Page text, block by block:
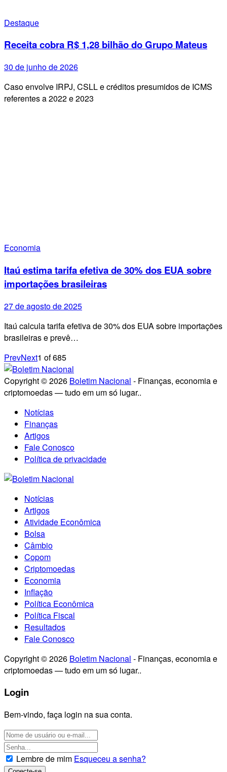
Destaque
Receita cobra R$ 1,28 bilhão do Grupo Mateus
30 de junho de 2026
Caso envolve IRPJ, CSLL e créditos presumidos de ICMS
referentes a 2022 e 2023
Economia
Itaú estima tarifa efetiva de 30% dos EUA sobre
importações brasileiras
27 de agosto de 2025
Itaú calcula tarifa efetiva de 30% dos EUA sobre importações
brasileiras e prevê…
PrevNext1 of685
Copyright © 2026 Boletim Nacional - Finanças, economia e
criptomoedas — tudo em um só lugar..
Notícias
Finanças
Artigos
Fale Conosco
Política de privacidade
Notícias
Artigos
Atividade Econômica
Bolsa
Câmbio
Copom
Criptomoedas
Economia
Inflação
Política Econômica
Política Fiscal
Resultados
Fale Conosco
Copyright © 2026 Boletim Nacional - Finanças, economia e
criptomoedas — tudo em um só lugar..
Login
Bem-vindo, faça login na sua conta.
Lembre de mim Esqueceu a senha?